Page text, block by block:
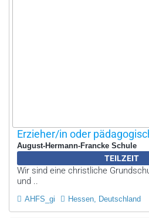
Erzieher/in oder
August-Hermann-Francke Schule
TEILZEIT
Wir sind eine christliche
und ..
AHFS_gi Hessen, Deutschland